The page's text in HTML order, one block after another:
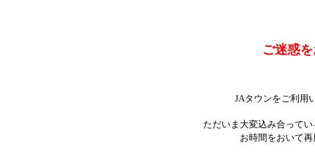
ご迷惑
JAタウンをご利用
ただいま大変込み合って
お時間をおいて